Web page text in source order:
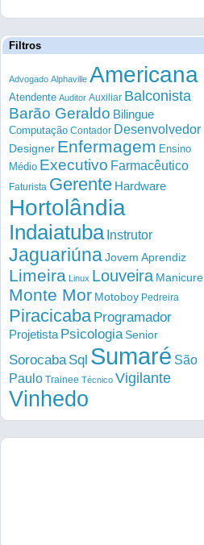
Filtros
Advogado Alphaville Americana
Atendente Auditor Auxiliar Balconista
Barão Geraldo Bilingue
Computação Contador Desenvolvedor
Designer Enfermagem Ensino
Médio Executivo Farmacêutico
Faturista Gerente Hardware
Hortolândia
Indaiatuba Instrutor
Jaguariúna Jovem Aprendiz
Limeira Linux Louveira Manicure
Monte Mor Motoboy Pedreira
Piracicaba Programador
Projetista PsicologiaSenior
Sorocaba Sql Sumaré São
Paulo Trainee Técnico Vigilante
Vinhedo